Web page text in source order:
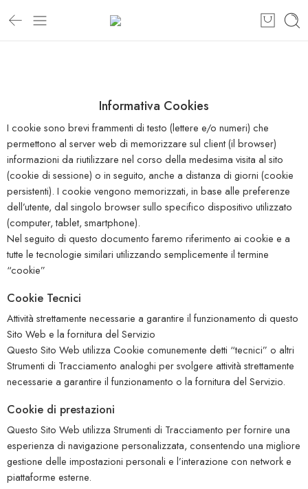
Informativa Cookies
I cookie sono brevi frammenti di testo (lettere e/o numeri) che
permettono al server web di memorizzare sul client (il browser)
informazioni da riutilizzare nel corso della medesima visita al sito
(cookie di sessione) o in seguito, anche a distanza di giorni (cookie
persistenti). I cookie vengono memorizzati, in base alle preferenze
dell’utente, dal singolo browser sullo specifico dispositivo utilizzato
(computer, tablet, smartphone).
Nel seguito di questo documento faremo riferimento ai cookie e a
tutte le tecnologie similari utilizzando semplicemente il termine
“cookie”
Cookie Tecnici
Attività strettamente necessarie a garantire il funzionamento di questo
Sito Web e la fornitura del Servizio
Questo Sito Web utilizza Cookie comunemente detti “tecnici” o altri
Strumenti di Tracciamento analoghi per svolgere attività strettamente
necessarie a garantire il funzionamento o la fornitura del Servizio.
Cookie di prestazioni
Questo Sito Web utilizza Strumenti di Tracciamento per fornire una
esperienza di navigazione personalizzata, consentendo una migliore
gestione delle impostazioni personali e l’interazione con network e
piattaforme esterne.